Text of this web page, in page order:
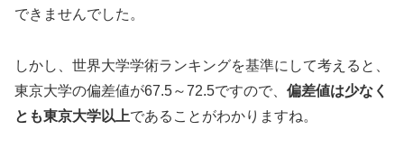
できませんでした。
しかし、世界大学学術ランキングを基準にして考えると、
東京大学の偏差値が67.5～72.5ですので、 偏差値は少なく
とも東京大学以上であることがわかりますね。